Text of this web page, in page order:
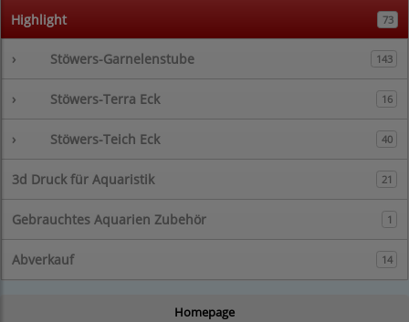
Highlight 73
› Stöwers-Garnelenstube 143
› Stöwers-Terra Eck 16
› Stöwers-Teich Eck 40
3d Druck für Aquaristik 21
Gebrauchtes Aquarien Zubehör 1
Abverkauf 14
Homepage